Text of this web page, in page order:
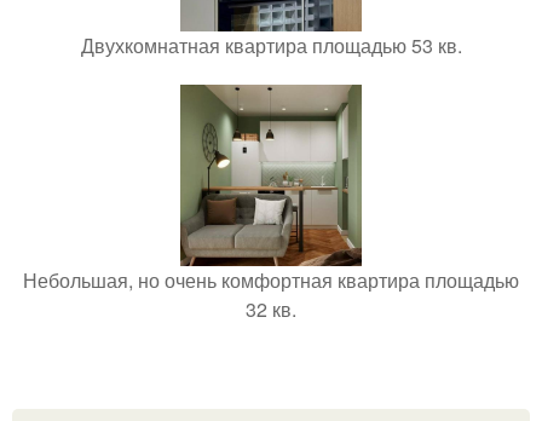
Двухкомнатная квартира площадью 53 кв.
Небольшая, но очень комфортная квартира площадью
32 кв.